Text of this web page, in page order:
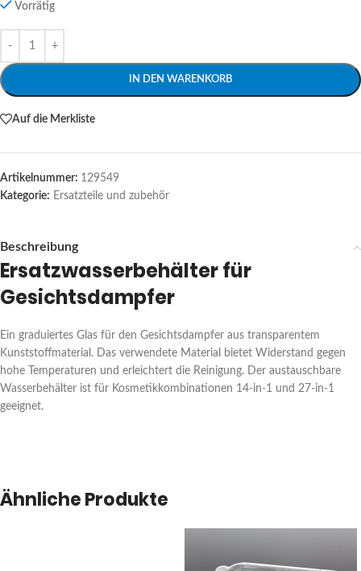
Vorrätig
IN DEN WARENKORB
Alternative:
Auf die Merkliste
Artikelnummer: 129549
Kategorie: Ersatzteile und zubehör
Beschreibung
Ersatzwasserbehälter für
Gesichtsdampfer
Ein graduiertes Glas für den Gesichtsdampfer aus transparentem
Kunststoffmaterial. Das verwendete Material bietet Widerstand gegen
hohe Temperaturen und erleichtert die Reinigung. Der austauschbare
Wasserbehälter ist für Kosmetikkombinationen 14-in-1 und 27-in-1
geeignet.
Ähnliche Produkte